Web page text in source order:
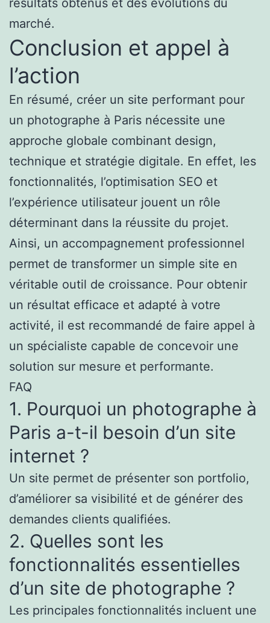
résultats obtenus et des évolutions du
marché.
Conclusion et appel à
l’action
En résumé, créer un site performant pour
un photographe à Paris nécessite une
approche globale combinant design,
technique et stratégie digitale. En effet, les
fonctionnalités, l’optimisation SEO et
l’expérience utilisateur jouent un rôle
déterminant dans la réussite du projet.
Ainsi, un accompagnement professionnel
permet de transformer un simple site en
véritable outil de croissance. Pour obtenir
un résultat efficace et adapté à votre
activité, il est recommandé de faire appel à
un spécialiste capable de concevoir une
solution sur mesure et performante.
FAQ
1. Pourquoi un photographe à
Paris a-t-il besoin d’un site
internet ?
Un site permet de présenter son portfolio,
d’améliorer sa visibilité et de générer des
demandes clients qualifiées.
2. Quelles sont les
fonctionnalités essentielles
d’un site de photographe ?
Les principales fonctionnalités incluent une